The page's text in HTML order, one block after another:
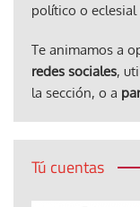
político o
Te animamos a
redes sociales,
la sección, o a
Tú cuentas